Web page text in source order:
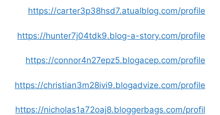
https://carter3p38hsd7.atualblog.com/profile
https://hunter7j04tdk9.blog-a-story.com/profile
https://connor4n27epz5.blogacep.com/profile
https://christian3m28ivi9.blogadvize.com/profile
https://nicholas1a72oaj8.bloggerbags.com/profil